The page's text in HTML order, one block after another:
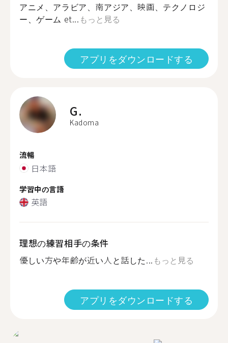
アニメ、アラビア、南アジア、映画、テクノロジ
ー、ゲーム et... もっと見る
アプリをダウンロードする
G.
Kadoma
流暢
日本語
学習中の言語
英語
理想の練習相手の条件
優しい方や年齢が近い人と話した... もっと見る
アプリをダウンロードする